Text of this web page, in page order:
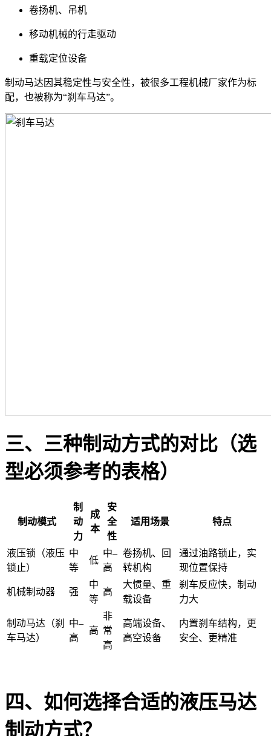
卷扬机、吊机
移动机械的行走驱动
重载定位设备
制动马达因其稳定性与安全性，被很多工程机械厂家作为标
配，也被称为“刹车马达”。
三、三种制动方式的对比（选
型必须参考的表格）
制动模式
制
动
力
成
本
安
全
性
适用场景 特点
液压锁（液压
锁止）
中
等
低
中–
高
卷扬机、回
转机构
通过油路锁止，实
现位置保持
机械制动器 强
中
等
高
大惯量、重
载设备
刹车反应快，制动
力大
制动马达（刹
车马达）
中–
高
高
非
常
高
高端设备、
高空设备
内置刹车结构，更
安全、更精准
四、如何选择合适的液压马达
制动方式？